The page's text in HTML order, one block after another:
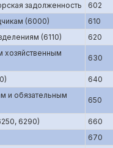
задолженность
602
(6000)
610
(6110)
620
хозяйственным
630
640
и обязательным
650
6290)
660
670